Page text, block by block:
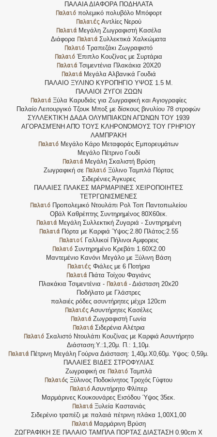
ΠΑΛΑΙΑ ΔΙΑΦΟΡΑ ΠΟΔΗΛΑΤΑ
Παλαιόπολεμικό πολυβόλο Μπόφορτ
ΠαλαιέςΑντλίες Νερού
ΠαλαιάΜεγάλη Ζωγραφιστή Κασέλα
Διάφορα Παλαιά Συλλεκτικά Χαλκώματα
Παλαιό Τραπεζάκι Ζωγραφιστό
Παλαιό Έπιπλο Κουζίνας με Συρτάρια
ΠαλαιάΤσιμεντένια Πλακάκια 20Χ20
ΠαλαιάΜεγάλα Αλβανικά Γουδιά
ΠΑΛΑΙΟ ΞΥΛΙΝΟ ΚΥΡΟΠΗΓΙΟ ΥΨΟΣ 1.5 Μ.
ΠΑΛΑΙΟΙ ΖΥΓΟΙ ΖΩΩΝ
Παλαιά Ξύλα Καρυδιάς για Ζωγραφική και Αγιογραφίες
Παλαίο Λειτουργικό Τζουκ Μποξ με δίσκους βινυλίου 78 στροφών
ΣΥΛΛΕΚΤΙΚΉ ΔΑΔΑ ΟΛΥΜΠΙΑΚΏΝ ΑΓΏΝΩΝ ΤΟΥ 1939
ΑΓΟΡΑΣΜΈΝΗ ΑΠΌ ΤΟΥΣ ΚΛΗΡΟΝΌΜΟΥΣ ΤΟΥ ΓΡΗΡΊΟΥ
ΛΑΜΠΡΆΚΗ
Παλαιό Μεγάλο Κάρο Μεταφοράς Εμπορευμάτων
Μεγάλο Πέτρινο Γουδί
ΠαλαιάΜεγάλη Σκαλιστή Βρύση
Ζωγραφική σε Παλαιό Ξύλινο Ταμπλά Πόρτας
Σιδερένιες Άγκυρες
ΠΑΛΑΙΕΣ ΠΛΑΚΕΣ ΜΑΡΜΑΡΙΝΕΣ ΧΕΙΡΟΠΟΙΗΤΕΣ
ΤΕΤΡΓΩΝΙΣΜΕΝΕΣ
Παλαιό Προπολεμικό Ντουλάπι Ρολ Τοπ Παντοπωλείου
Οβάλ Καθρέπτης Συντηρημένος 80Χ60εκ.
ΠαλαιάΜεγάλη Συλλεκτική Ζυγαριά - Συντηρημένη
ΠαλαιάΠόρτα με Καρφιά Ύψος:2.80 Πλάτος:2.55
ΠαλαιοίΓαλλικοί Πήλινοι Αμφορεις
ΠαλαιόΣυντηρημένο Κρεβάτι 1.60Χ2.00
Μαντεμένιο Κανόνι Μεγάλο με Ξύλινη Βάση
ΠαλαιέςΦιάλες με 6 Ποτήρια
Παλαιά Πιάτα Τοίχου Φαγιάνς
Πλακάκια Τσιμεντένια - Παλαιά - Διάσταση 20x20
Ποδήλατο με Γλάστρες
παλαιές ρόδες ασυντήρητες μέχρι 120cm
Παλαιές Ασυντήρητες Κασέλες
Παλαιά Ζωγραφιστή Γωνία
ΠαλαιάΣιδερένια Αλέτρια
ΠαλαιόΣκαλιστό Ντουλάπι Κουζίνας με Καρφιά Ασυντήρητο
Διάσταση:Υ.:1,20μ. Π.: 1,10μ.
Παλαιά Πέτρινη Μεγάλη Γούρνα Διάσταση: 1,40μ.Χ0,60μ. Υψος: 0,59μ.
ΠΑΛΑΙΕΣ ΒΙΔΕΣ ΣΤΡΟΦΥΛΙΑΣ
Ζωγραφική σε ΠαλαιόΤαμπλά
Παλαιός Ξύλινος Ποδοκίνητος Τροχός Γύφτου
Παλαιό Ασυντήρητο Φλίπερ
Μαρμάρινες Κουκουνάρες Εισόδου Ύψος 35εκ.
ΠαλαιάΞυλεία Καστανιάς
Σιδερένιο τραπέζι με παλαιά πέτρινη πλάκα 1,00Χ1,00
ΠαλαιάΜαρμάρινη Βρύση
ΖΩΓΡΑΦΙΚΗ ΣΕ ΠΑΛΑΙΟ ΤΑΜΠΛΑ ΠΟΡΤΑΣ ΔΙΑΣΤΑΣΗ 0.90cm X